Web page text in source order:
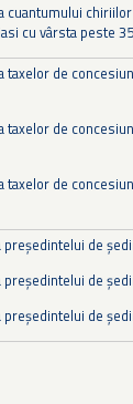
cuantumului
cu vârsta peste
taxelor de
taxelor de
taxelor de
preşedintelui de
preşedintelui de
preşedintelui de